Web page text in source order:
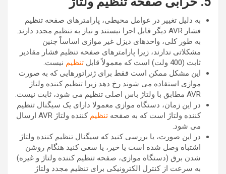
به دلیل تغییر در عوامل محیطی، پارامترهای صفحه تنظیم
فشار AVR دیگر قابل اجرا نیستند و نیاز به تنظیم مجدد دارند.
به طور کلی، واحدهای دیزل غیر موازی اساساً چنین
مشکلاتی ندارند، زیرا پارامترهای صفحه تنظیم فشار مقادیر
ثابت (400 ولت) است که معمولاً قابل
تنظیم نیست.
این مشکل ممکن است فقط برای ژنراتورهایی که به صورت
موازی استفاده می شوند رخ دهد زیرا تنظیم کننده ولتاژ
AVR مطابق با ولتاژ باس اصلی تنظیم می شود، ثابت نیست.
در این زمان، دستگاه موازی معمولا دارای یک سیگنال تنظیم
کننده ولتاژ است که به صفحه تنظیم
کننده ولتاژ AVR ارسال
می شود.
در این صورت، یا بررسی کنید که سیگنال تنظیم کننده ولتاژ
اشتباه وصل شده است یا خیر، یا سعی کنید هنگام روشن
شدن برق (دستگاه موازی، صفحه تنظیم کننده ولتاژ و غیره)
به سرعت از کنترل الکترونیکی برای تنظیم مجدد ولتاژ